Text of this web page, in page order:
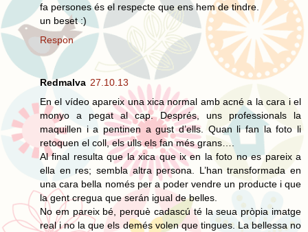
fa persones és el respecte que ens hem de tindre.
un beset :)
Respon
Redmalva 27.10.13
En el vídeo apareix una xica normal amb acné a la cara i el
monyo a pegat al cap. Després, uns professionals la
maquillen i a pentinen a gust d’ells. Quan li fan la foto li
retoquen el coll, els ulls els fan més grans….
Al final resulta que la xica que ix en la foto no es pareix a
ella en res; sembla altra persona. L’han transformada en
una cara bella només per a poder vendre un producte i que
la gent cregua que serán igual de belles.
No em pareix bé, perquè cadascú té la seua pròpia imatge
real i no la que els demés volen que tingues. La bellessa no